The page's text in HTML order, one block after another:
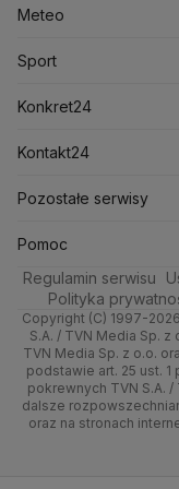
Lotnisko Chopina
Mariusz Błaszczak
Mark Zuckerberg
Ministerstwo Aktywów
Ministerstwo
Ministerstwo Rolnictwa
Ministerstwo
Ministerstwo Sportu i
Ministerstwo
Ministerstwo
Ministerstwo Finansów
Ministerstwo Klimatu
Ministerstwo Nauki i
Meteo
Sport
Zdrowie
Technologia
Quizy
Tematy
Artykuły
Newslettery
Fakty o Świecie
Ludzie Faktów
Łódź
Katowice
Kraków
Poznań
Trójmiasto
Kielce
Kujawsko-
Lublin
Lubuskie
Najnowsze
Notowania
Pieniądze
Nieruchomości
Rynki
Dla firm
Handel
Ze świata
Tech
Moto
Meteo
Pogoda godzinowa
Pogoda
Pogoda na jutro
Pogoda na weekend
Najnowsze
Polska
Prognoza
Świat
Nauka
Sport
Piłka Nożna
Tenis
Kolarstwo
Skoki Narciarskie
Sporty zimowe
Lekkoatletyka
Siatkówka
F1
Konkret24
Najnowsze
Polska
Świat
Polityka
Zdrowie
Tech
Nauka
Kontakt24
Najnowsze
Gorące Tematy
Wyślij zgłoszenie
Pozostałe serwisy
TVN
Dzień Dobry TVN
Uwaga TVN
HGTV
TVN Turbo
Pomoc
Centrum pomocy
Test zgodności
Oglądaj na TV
Zrealizuj voucher
Regulamin serwisu
Polityka
Copyright (C) 1997-
S.A. / TVN Media Sp.
TVN Media Sp. z o.o.
podstawie art. 25 ust. 1
pokrewnych TVN S.A.
dalsze
oraz na stronach